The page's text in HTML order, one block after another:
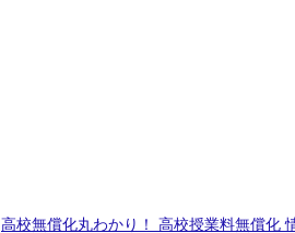
高校無償化丸わかり！ 高校授業料無償化